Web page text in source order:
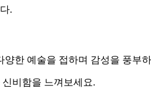
.
한 예술을 접하며 감성을 풍부
비함을 느껴보세요.